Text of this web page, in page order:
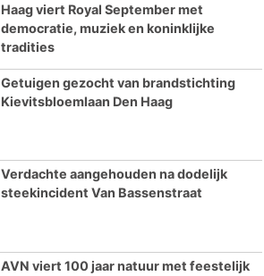
Haag viert Royal September met
democratie, muziek en koninklijke
tradities
Getuigen gezocht van brandstichting
Kievitsbloemlaan Den Haag
Verdachte aangehouden na dodelijk
steekincident Van Bassenstraat
AVN viert 100 jaar natuur met feestelijk